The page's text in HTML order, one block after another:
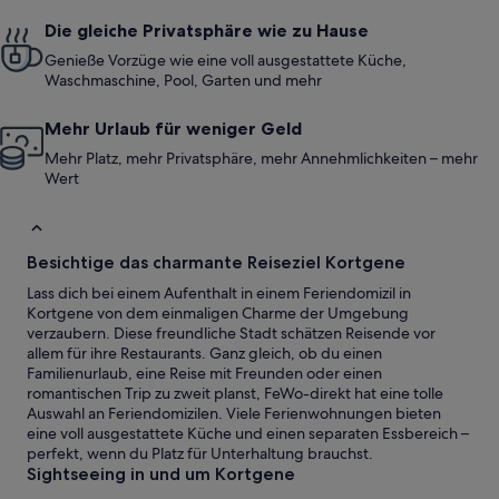
Die gleiche Privatsphäre wie zu Hause
Genieße Vorzüge wie eine voll ausgestattete Küche,
Waschmaschine, Pool, Garten und mehr
Mehr Urlaub für weniger Geld
Mehr Platz, mehr Privatsphäre, mehr Annehmlichkeiten – mehr
Wert
Besichtige das charmante Reiseziel Kortgene
Lass dich bei einem Aufenthalt in einem Feriendomizil in
Kortgene von dem einmaligen Charme der Umgebung
verzaubern. Diese freundliche Stadt schätzen Reisende vor
allem für ihre Restaurants. Ganz gleich, ob du einen
Familienurlaub, eine Reise mit Freunden oder einen
romantischen Trip zu zweit planst, FeWo-direkt hat eine tolle
Auswahl an Feriendomizilen. Viele Ferienwohnungen bieten
eine voll ausgestattete Küche und einen separaten Essbereich –
perfekt, wenn du Platz für Unterhaltung brauchst.
Sightseeing in und um Kortgene